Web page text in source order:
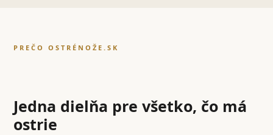
PREČO OSTRÉNOŽE.SK
Jedna dielňa pre všetko, čo má
ostrie